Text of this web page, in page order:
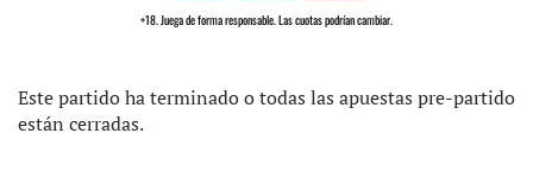
Este partido ha terminado o todas las apuestas pre-partido
están cerradas.